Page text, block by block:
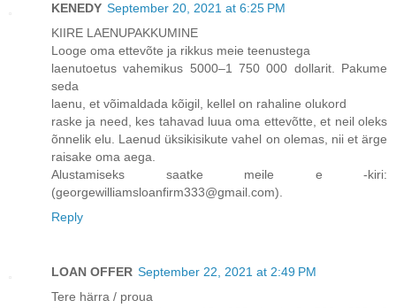
KENEDY September 20, 2021 at 6:25 PM
KIIRE LAENUPAKKUMINE
Looge oma ettevõte ja rikkus meie teenustega
laenutoetus vahemikus 5000–1 750 000 dollarit. Pakume
seda
laenu, et võimaldada kõigil, kellel on rahaline olukord
raske ja need, kes tahavad luua oma ettevõtte, et neil oleks
õnnelik elu. Laenud üksikisikute vahel on olemas, nii et ärge
raisake oma aega.
Alustamiseks saatke meile e -kiri:
(georgewilliamsloanfirm333@gmail.com).
Reply
LOAN OFFER September 22, 2021 at 2:49 PM
Tere härra / proua